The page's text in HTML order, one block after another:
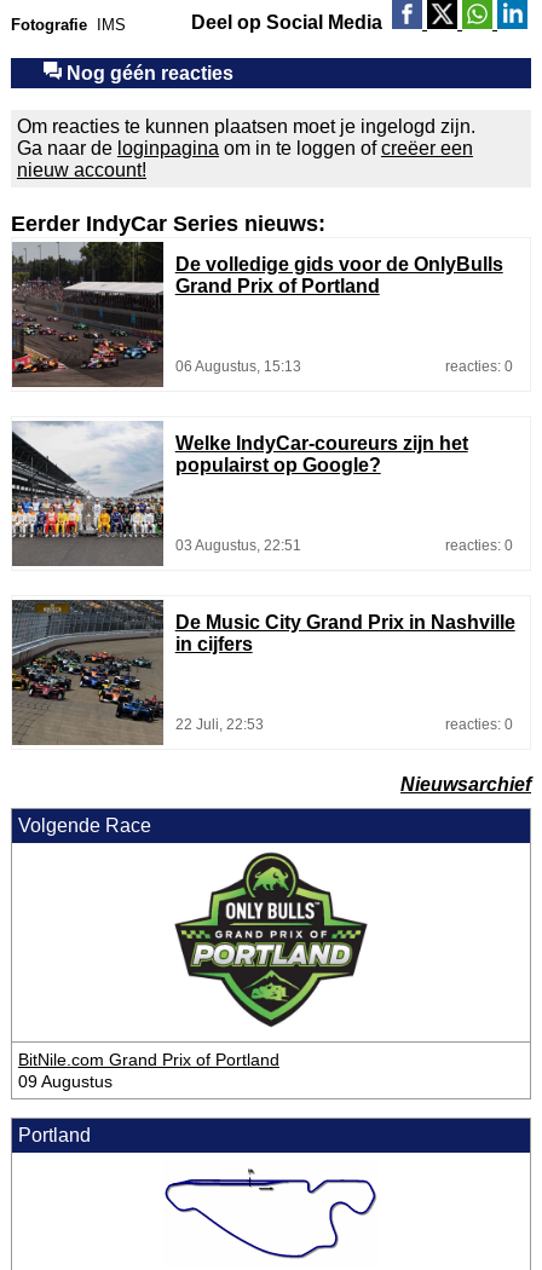
Fotografie IMS Deel op Social Media
Nog géén reacties
Om reacties te kunnen plaatsen moet je ingelogd zijn.
Ga naar de loginpagina om in te loggen ofcreëer een
nieuw account!
Eerder IndyCar Series nieuws:
De volledige gids voor de OnlyBulls
Grand Prix of Portland
06 Augustus, 15:13 reacties: 0
Welke IndyCar-coureurs zijn het
populairst op Google?
03 Augustus, 22:51 reacties: 0
De Music City Grand Prix in Nashville
in cijfers
22 Juli, 22:53 reacties: 0
Nieuwsarchief
Volgende Race
BitNile.com Grand Prix of Portland
09 Augustus
Portland